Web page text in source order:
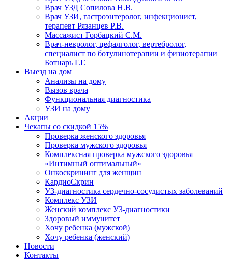
Врач УЗД Сопилова Н.В.
Врач УЗИ, гастроэнтеролог, инфекционист,
терапевт Рязанцев Р.В.
Массажист Горбацкий С.М.
Врач-невролог, цефалголог, вертебролог,
специалист по ботулинотерапии и физиотерапии
Ботнарь Г.Г.
Выезд на дом
Анализы на дому
Вызов врача
Функциональная диагностика
УЗИ на дому
Акции
Чекапы со скидкой 15%
Проверка женского здоровья
Проверка мужского здоровья
Комплексная проверка мужского здоровья
«Интимный оптимальный»
Онкоcкрининг для женщин
КардиоСкрин
УЗ-диагностика сердечно-сосудистых заболеваний
Комплекс УЗИ
Женский комплекс УЗ-диагностики
Здоровый иммунитет
Хочу ребенка (мужской)
Хочу ребенка (женский)
Новости
Контакты